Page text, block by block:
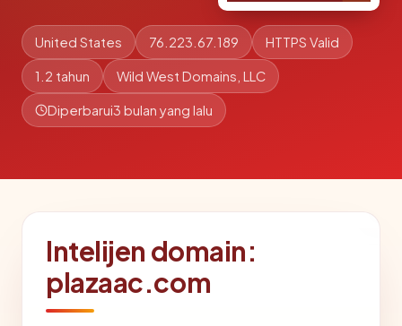
United States 76.223.67.189 HTTPS Valid
1.2 tahun Wild West Domains, LLC
Diperbarui3 bulan yang lalu
Intelijen domain:
plazaac.com